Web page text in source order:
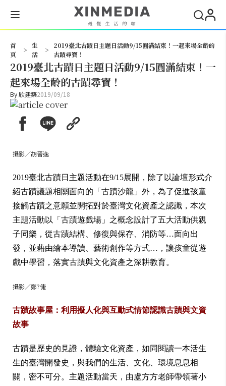
首
頁
>
生
活
>
2019臺北古蹟日主題日活動9/15圓滿結束！一起來場全齡的
古蹟尋寶！
2019臺北古蹟日主題日活動9/15圓滿結束！一
起來場全齡的古蹟尋寶！
By欣建築2019/09/18
攝影／胡晉逸
2019臺北古蹟日主題活動在9/15展開，除了以論壇形式介
紹古蹟議題相關面向的「古蹟沙龍」外，為了促進孩童
接觸古蹟之意願並開拓對於臺灣文化資產之認識，本次
主題活動以「古蹟遊戲場」之概念設計了五大活動供親
子同樂，從古蹟結構、修復與保存、消防等…面向出
發，並藉由繪本導讀、藝術創作等方式…，讓孩童從遊
戲中學習，落實古蹟與文化資產之深耕教育。
攝影／鄭?倢
古蹟故事屋：利用擬人化與互動式情節認識古蹟與文資
故事
古蹟是歷史的見證，體驗文化資產，如同閱讀一本活生
生的臺灣開發史，與我們的生活、文化、環境息息相
關，密不可分。主題活動當天，由盧方方老師帶領著小